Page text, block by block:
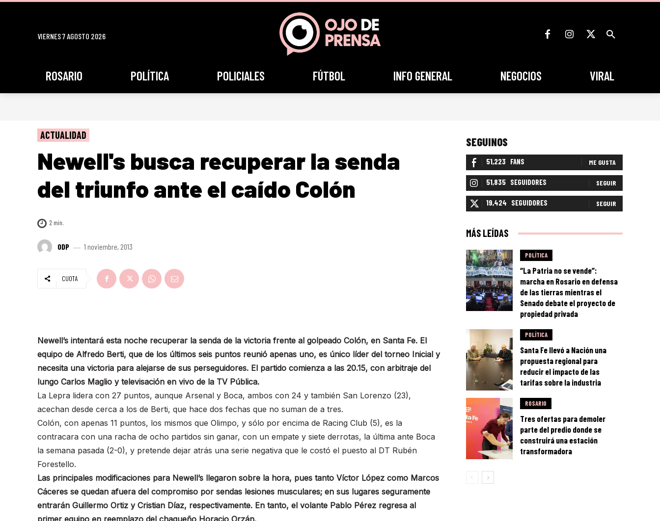
VIERNES 7 AGOSTO 2026
ROSARIO POLÍTICA POLICIALES FÚTBOL INFO GENERAL NEGOCIOS VIRAL
ACTUALIDAD
Newell's busca recuperar la senda
del triunfo ante el caído Colón
2 min.
ODP 1 noviembre, 2013
CUOTA
Newell’s intentará esta noche recuperar la senda de la victoria frente al golpeado Colón, en Santa Fe. El
equipo de Alfredo Berti, que de los últimos seis puntos reunió apenas uno, es único líder del torneo Inicial y
necesita una victoria para alejarse de sus perseguidores. El partido comienza a las 20.15, con arbitraje del
lungo Carlos Maglio y televisación en vivo de la TV Pública.
La Lepra lidera con 27 puntos, aunque Arsenal y Boca, ambos con 24 y también San Lorenzo (23),
acechan desde cerca a los de Berti, que hace dos fechas que no suman de a tres.
Colón, con apenas 11 puntos, los mismos que Olimpo, y sólo por encima de Racing Club (5), es la
contracara con una racha de ocho partidos sin ganar, con un empate y siete derrotas, la última ante Boca
la semana pasada (2-0), y pretende dejar atrás una serie negativa que le costó el puesto al DT Rubén
Forestello.
Las principales modificaciones para Newell’s llegaron sobre la hora, pues tanto Víctor López como Marcos
Cáceres se quedan afuera del compromiso por sendas lesiones musculares; en sus lugares seguramente
entrarán Guillermo Ortiz y Cristian Díaz, respectivamente. En tanto, el volante Pablo Pérez regresa al
primer equipo en reemplazo del chaqueño Horacio Orzán.
SEGUINOS
51,223 FANS ME GUSTA
51,835 SEGUIDORES SEGUIR
19,424 SEGUIDORES SEGUIR
MÁS LEÍDAS
POLÍTICA
“La Patria no se vende”:
marcha en Rosario en defensa
de las tierras mientras el
Senado debate el proyecto de
propiedad privada
POLÍTICA
Santa Fe llevó a Nación una
propuesta regional para
reducir el impacto de las
tarifas sobre la industria
ROSARIO
Tres ofertas para demoler
parte del predio donde se
construirá una estación
transformadora